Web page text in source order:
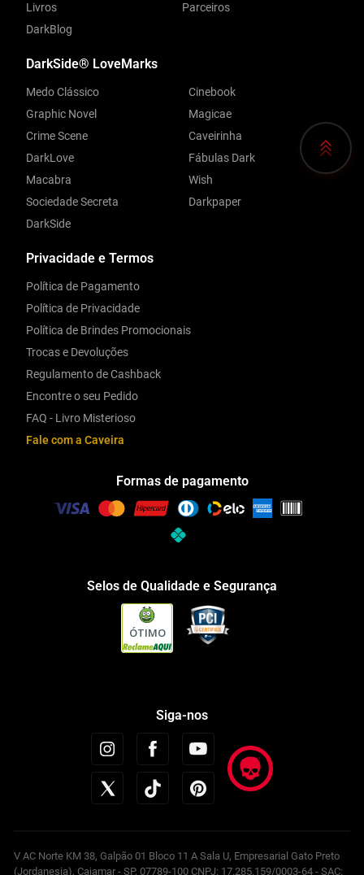
Privacidade e Termos
Política de Pagamento
Política de Privacidade
Política de Brindes Promocionais
Trocas e Devoluções
Regulamento de Cashback
Encontre o seu Pedido
FAQ - Livro Misterioso
Fale com a Caveira
Livros
DarkBlog
Parceiros
DarkSide® LoveMarks
Medo Clássico
Graphic Novel
Crime Scene
DarkLove
Macabra
Sociedade Secreta
DarkSide
Cinebook
Magicae
Caveirinha
Fábulas Dark
Wish
Darkpaper
Formas de pagamento
Selos de Qualidade e Segurança
ÓTIMO
Siga-nos
V AC Norte KM 38, Galpão 01 Bloco 11 A Sala U, Empresarial Gato Preto
(Jordanesia), Cajamar - SP, 07789-100 CNPJ: 17.285.159/0003-64 - SAC: